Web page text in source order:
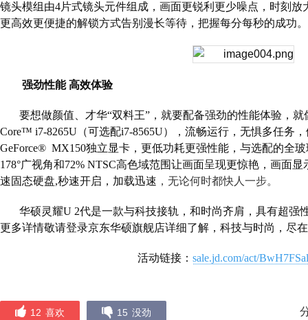
镜头模组由4片式镜头元件组成，画面更锐利更少噪点，时刻放
更高效更便捷的解锁方式告别漫长等待，把握每分每秒的成功。
强劲性能 高效体验
要想做颜值、才华“双料王”，就要配备强劲的性能体验，就
Core™ i7-8265U （可选配i7-8565U），流畅运行，无惧多任务
GeForce® MX150独立显卡，更低功耗更强性能，与选配的全
178°广视角和72% NTSC高色域范围让画面呈现更惊艳，画面显
速固态硬盘,秒速开启，加载迅速 ，无论何时都快人一步。
华硕灵耀U 2代是一款与科技接轨，和时尚齐肩，具有超强
更多详情敬请登录京东华硕旗舰店详细了解，科技与时尚，尽
活动链接：sale.jd.com/act/
12 喜欢 15 没劲